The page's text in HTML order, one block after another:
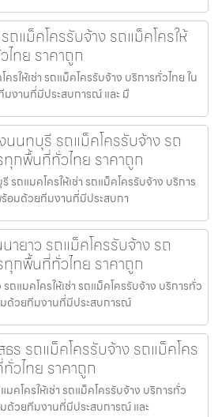
ถแม็คโครรับจ้าง รถแม็คโครให้
ทย ราคาถูก
ครให้เช่า รถแม็คโครรับจ้าง บริการทั่วไทย ใน
มงานที่มีประสบการณ์ และ มื
นนทบุรี รถแม็คโครรับจ้าง รถ
ทุกพื้นที่ทั่วไทย ราคาถูก
รถแมคโครให้เช่า รถแม็คโครรับจ้าง บริการ
ร้อมด้วยทีมงานที่มีประสบกา
ายาว รถแม็คโครรับจ้าง รถ
ทุกพื้นที่ทั่วไทย ราคาถูก
ถแมคโครให้เช่า รถแม็คโครรับจ้าง บริการทั่ว
มด้วยทีมงานที่มีประสบการณ์
ร รถแม็คโครรับจ้าง รถแม็คโคร
วไทย ราคาถูก
คโครให้เช่า รถแม็คโครรับจ้าง บริการทั่ว
มด้วยทีมงานที่มีประสบการณ์ และ